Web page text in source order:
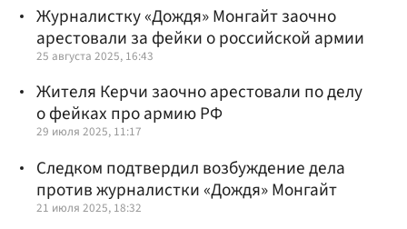
Журналистку «Дождя» Монгайт заочно
арестовали за фейки о российской армии
25 августа 2025, 16:43
Жителя Керчи заочно арестовали по делу
о фейках про армию РФ
29 июля 2025, 11:17
Следком подтвердил возбуждение дела
против журналистки «Дождя» Монгайт
21 июля 2025, 18:32